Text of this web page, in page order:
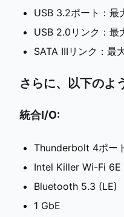
USB 3.2ポート：最
USB 2.0リンク：最
SATA IIIリンク：最
さらに、以下のよ
統合I/O:
Thunderbolt 4ポー
Intel Killer Wi-Fi
Bluetooth 5.3 (LE)
1 GbE